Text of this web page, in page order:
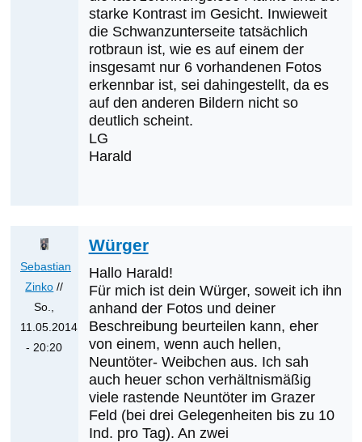
starke Kontrast im Gesicht. Inwieweit
die Schwanzunterseite tatsächlich
rotbraun ist, wie es auf einem der
insgesamt nur 6 vorhandenen Fotos
erkennbar ist, sei dahingestellt, da es
auf den anderen Bildern nicht so
deutlich scheint.
LG
Harald
Sebastian
Zinko //
So.,
11.05.2014
- 20:20
Würger
Hallo Harald!
Für mich ist dein Würger, soweit ich ihn
anhand der Fotos und deiner
Beschreibung beurteilen kann, eher
von einem, wenn auch hellen,
Neuntöter- Weibchen aus. Ich sah
auch heuer schon verhältnismäßig
viele rastende Neuntöter im Grazer
Feld (bei drei Gelegenheiten bis zu 10
Ind. pro Tag). An zwei